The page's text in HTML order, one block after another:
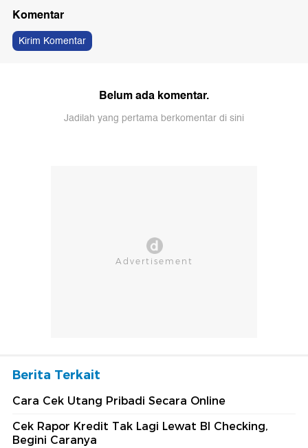
Komentar
Kirim Komentar
Belum ada komentar.
Jadilah yang pertama berkomentar di sini
Berita Terkait
Cara Cek Utang Pribadi Secara Online
Cek Rapor Kredit Tak Lagi Lewat BI Checking,
Begini Caranya